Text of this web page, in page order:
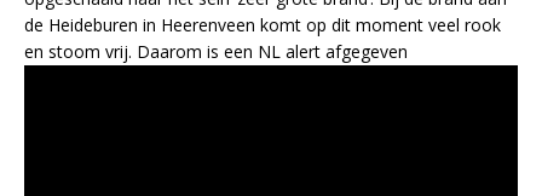
de Heideburen in Heerenveen komt op dit moment veel rook
en stoom vrij. Daarom is een NL alert afgegeven